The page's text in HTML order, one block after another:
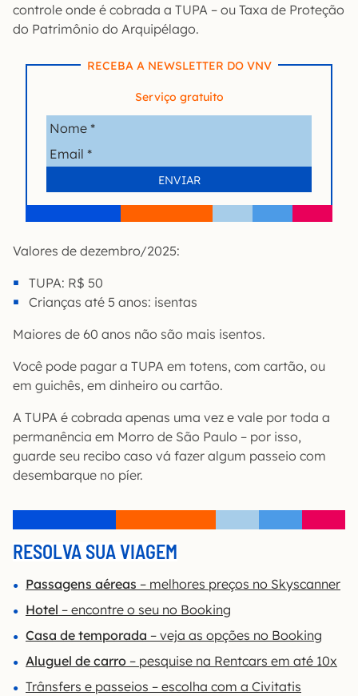
controle onde é cobrada a TUPA – ou Taxa de Proteção
do Patrimônio do Arquipélago.
RECEBA A NEWSLETTER DO VNV
Serviço gratuito
Valores de dezembro/2025:
TUPA: R$ 50
Crianças até 5 anos: isentas
Maiores de 60 anos não são mais isentos.
Você pode pagar a TUPA em totens, com cartão, ou
em guichês, em dinheiro ou cartão.
A TUPA é cobrada apenas uma vez e vale por toda a
permanência em Morro de São Paulo – por isso,
guarde seu recibo caso vá fazer algum passeio com
desembarque no píer.
RESOLVA SUA VIAGEM
Passagens aéreas – melhores preços no Skyscanner
Hotel – encontre o seu no Booking
Casa de temporada – veja as opções no Booking
Aluguel de carro – pesquise na Rentcars em até 10x
Trânsfers e passeios – escolha com a Civitatis